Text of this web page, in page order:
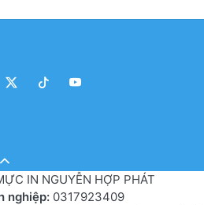
IN NGUYỄN HỢP PHÁT
nghiệp: 0317923409